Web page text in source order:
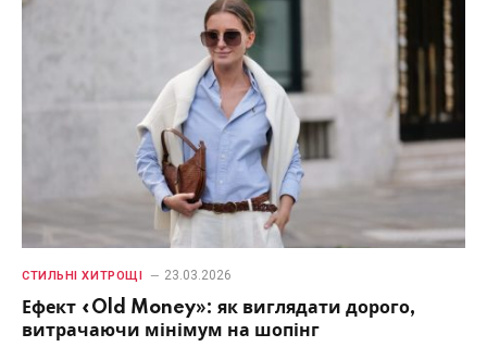
СТИЛЬНІ ХИТРОЩІ 23.03.2026
Ефект «Old Money»: як виглядати дорого,
витрачаючи мінімум на шопінг